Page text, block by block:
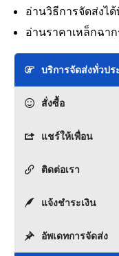
อ่านวิธีการจัดส่งไ
อ่านราคาเหล็กฉา
บริการจัดส่งทั่วปร
สั่งซื้อ
แชร์ให้เพื่อน
ติดต่อเรา
แจ้งชำระเงิน
อัพเดทการจัดส่ง